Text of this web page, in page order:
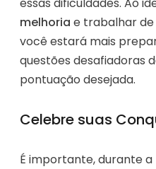
melhoria e trabalhar
você estará mais
questões desafiadoras
pontuação desejada.
Celebre suas
É importante, durante